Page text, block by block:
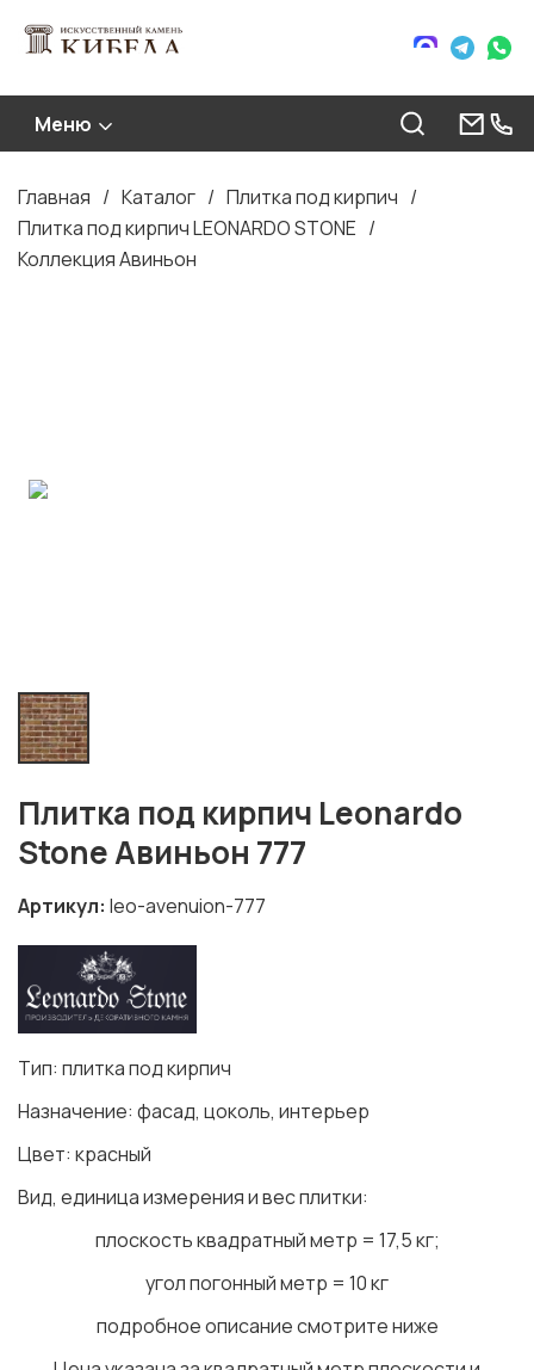
Меню
Строка
навигации
Главная Каталог
Плитка под кирпич
Плитка под кирпич LEONARDO STONE
Коллекция Авиньон
Плитка под кирпич Leonardo
Stone Авиньон 777
Артикул leo-avenuion-777
Тип: плитка под кирпич
Назначение: фасад, цоколь, интерьер
Цвет: красный
Вид, единица измерения и вес плитки:
плоскость квадратный метр = 17,5 кг;
угол погонный метр = 10 кг
подробное описание смотрите ниже